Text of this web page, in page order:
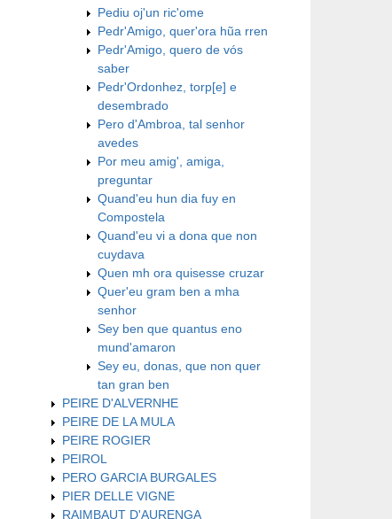
Pediu oj'un ric'ome
Pedr'Amigo, quer'ora hũa rren
Pedr'Amigo, quero de vós
saber
Pedr'Ordonhez, torp[e] e
desembrado
Pero d'Ambroa, tal senhor
avedes
Por meu amig', amiga,
preguntar
Quand'eu hun dia fuy en
Compostela
Quand'eu vi a dona que non
cuydava
Quen mh ora quisesse cruzar
Quer'eu gram ben a mha
senhor
Sey ben que quantus eno
mund'amaron
Sey eu, donas, que non quer
tan gran ben
PEIRE D'ALVERNHE
PEIRE DE LA MULA
PEIRE ROGIER
PEIROL
PERO GARCIA BURGALES
PIER DELLE VIGNE
RAIMBAUT D'AURENGA